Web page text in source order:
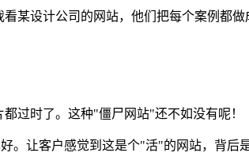
设计公司的网站，他们把每个案例都
过时了。这种"僵尸网站"还不如没有呢！
。让客户感觉到这是个"活"的网站，背后